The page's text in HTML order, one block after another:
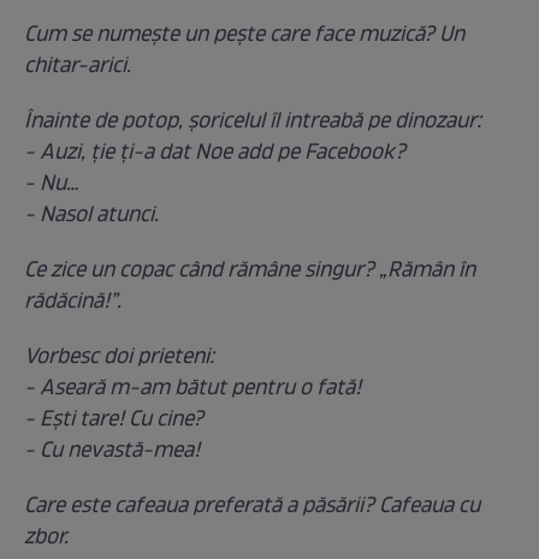
Cum se numește un pește care face muzică? Un
chitar-arici.
Înainte de potop, şoricelul îl intreabă pe dinozaur:
- Auzi, ţie ţi-a dat Noe add pe Facebook?
- Nu…
- Nasol atunci.
Ce zice un copac când rămâne singur? „Rămân în
rădăcină!”.
Vorbesc doi prieteni:
- Aseară m-am bătut pentru o fată!
- Ești tare! Cu cine?
- Cu nevastă-mea!
Care este cafeaua preferată a păsării? Cafeaua cu
zbor.